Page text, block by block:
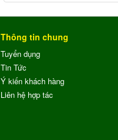
Thông tin chung
Tuyển dụng
Tin Tức
Ý kiến khách hàng
Liên hệ hợp tác